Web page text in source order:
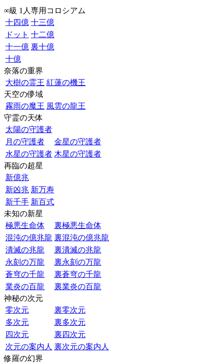
∞級 1人専用コロシアム
十四億 十三億
ドット 十二億
十一億 裏十億
十億
奈落の重界
大樹の霊王 紅蓮の機王
天空の儚域
霧雨の魔王 風雲の龍王
守霊の天体
太陽の守護者
月の守護者
金星の守護者
水星の守護者 木星の守護者
再臨の超星
新億兆
新凶兆 新万寿
新千手 新百式
未知の新星
極悪生命体
裏極悪生命体
混沌の億兆龍 裏混沌の億兆龍
潰滅の兆龍
裏潰滅の兆龍
永刻の万龍
裏永刻の万龍
蒼穹の千龍
裏蒼穹の千龍
業炎の百龍
裏業炎の百龍
神秘の次元
零次元
裏零次元
多次元
裏多次元
四次元
裏四次元
次元の案内人 裏次元の案内人
修羅の幻界